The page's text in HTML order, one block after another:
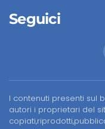
Seguici
I contenuti presenti sul
autori i proprietari del